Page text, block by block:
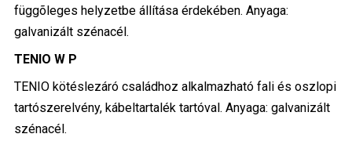
függõleges helyzetbe állítása érdekében. Anyaga:
galvanizált szénacél.
TENIO W P
TENIO kötéslezáró családhoz alkalmazható fali és oszlopi
tartószerelvény, kábeltartalék tartóval. Anyaga: galvanizált
szénacél.